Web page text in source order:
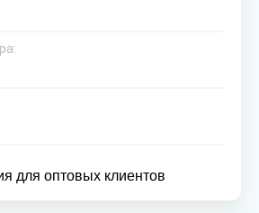
для оптовых клиентов